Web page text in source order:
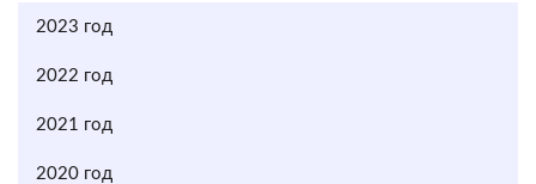
2023 год
2022 год
2021 год
2020 год